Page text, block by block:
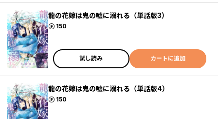
龍の花嫁は鬼の嘘に溺れる（単話版3）
150
ポイント
試し読み カートに追加
龍の花嫁は鬼の嘘に溺れる（単話版4）
150
ポイント